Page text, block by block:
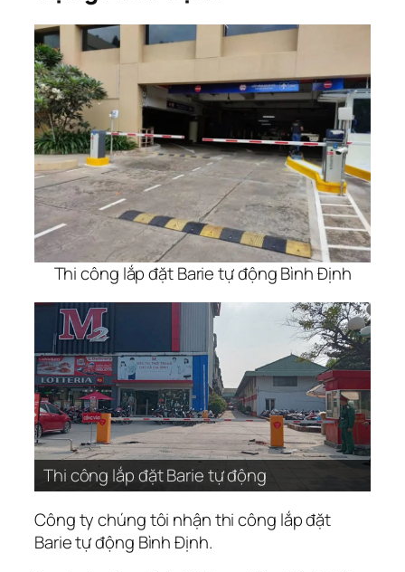
Thi công lắp đặt Barie tự động Bình Định
Thi công lắp đặt Barie tự động
Công ty chúng tôi nhận thi công lắp đặt
Barie tự động Bình Định.